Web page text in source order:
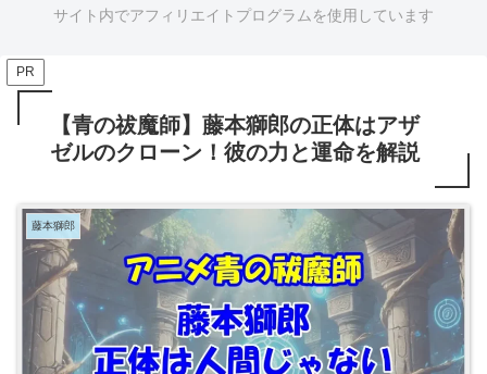
サイト内でアフィリエイトプログラムを使用しています
PR
【青の祓魔師】藤本獅郎の正体はアザ
ゼルのクローン！彼の力と運命を解説
藤本獅郎